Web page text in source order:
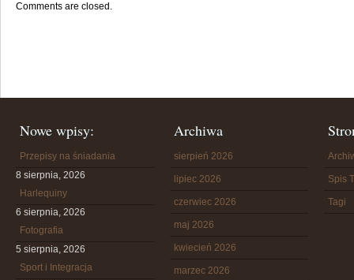
Comments are closed.
Nowe wpisy:
Przepisy na śniadania
8 sierpnia, 2026
Harlequiny
6 sierpnia, 2026
Fotografia
5 sierpnia, 2026
Sport i Integracja
Archiwa
sierpień 2026
lipiec 2026
czerwiec 2026
maj 2026
kwiecień 2026
marzec 2026
Spis
Tagi